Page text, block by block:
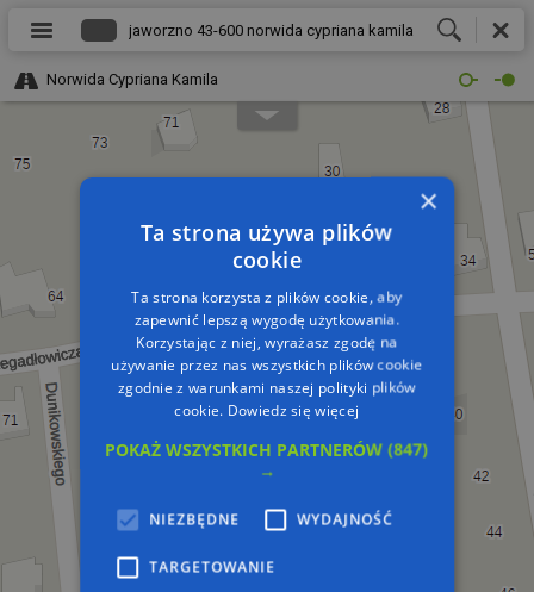
Norwida Cypriana Kamila
×
Ta strona używa plików
cookie
Ta strona korzysta z plików cookie, aby
zapewnić lepszą wygodę użytkowania.
Korzystając z niej, wyrażasz zgodę na
używanie przez nas wszystkich plików cookie
zgodnie z warunkami naszej polityki plików
cookie. Dowiedz się więcej
POKAŻ WSZYSTKICH PARTNERÓW(847)
→
NIEZBĘDNE WYDAJNOŚĆ
TARGETOWANIE